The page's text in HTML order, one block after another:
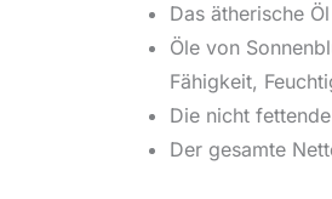
Das ätherische
Öle von
Fähigkeit,
Die nicht
Der gesamte